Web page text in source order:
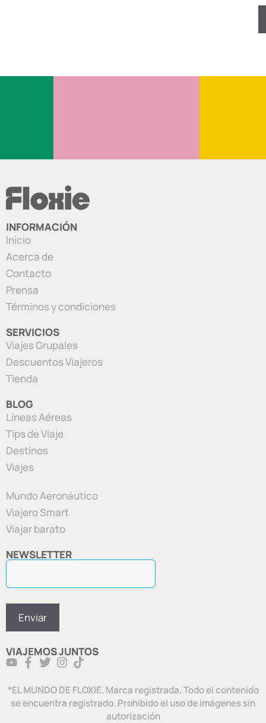
INFORMACIÓN
Inicio
Acerca de
Contacto
Prensa
Términos y condiciones
SERVICIOS
Viajes Grupales
Descuentos Viajeros
Tienda
BLOG
Líneas Aéreas
Tips de Viaje
Destinos
Viajes
Mundo Aeronáutico
Viajero Smart
Viajar barato
NEWSLETTER
VIAJEMOS JUNTOS
*EL MUNDO DE FLOXIE. Marca registrada. Todo el contenido
se encuentra registrado. Prohibido el uso de imágenes sin
autorización